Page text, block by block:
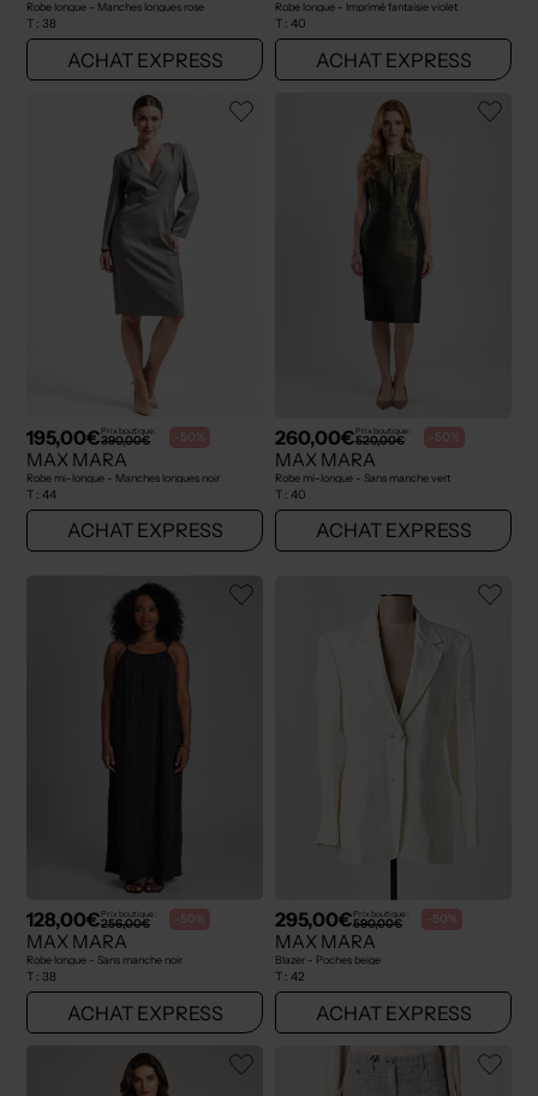
Robe longue - Manches longues rose
T : 38
ACHAT EXPRESS
Robe longue - Imprimé fantaisie violet
T : 40
ACHAT EXPRESS
195,00€Prix boutique :
390,00€ -50%
MAX MARA
Robe mi-longue - Manches longues noir
T : 44
ACHAT EXPRESS
260,00€Prix boutique :
520,00€ -50%
MAX MARA
Robe mi-longue - Sans manche vert
T : 40
ACHAT EXPRESS
128,00€Prix boutique :
256,00€ -50%
MAX MARA
Robe longue - Sans manche noir
T : 38
ACHAT EXPRESS
295,00€Prix boutique :
590,00€ -50%
MAX MARA
Blazer - Poches beige
T : 42
ACHAT EXPRESS